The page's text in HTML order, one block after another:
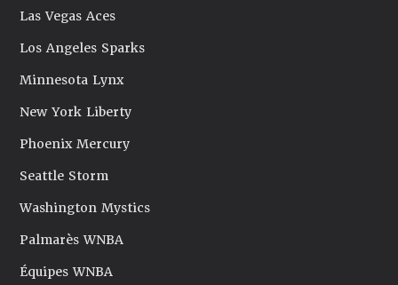
Las Vegas Aces
Los Angeles Sparks
Minnesota Lynx
New York Liberty
Phoenix Mercury
Seattle Storm
Washington Mystics
Palmarès WNBA
Équipes WNBA